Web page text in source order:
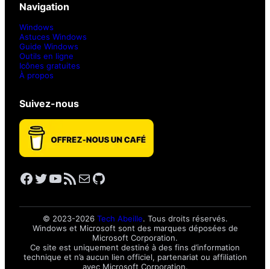
Navigation
Windows
Astuces Windows
Guide Windows
Outils en ligne
Icônes gratuites
À propos
Suivez-nous
Facebook Twitter YouTube Flux RSS E-mail GitHub
© 2023-2026 Tech Abeille. Tous droits réservés.
Windows et Microsoft sont des marques déposées de
Microsoft Corporation.
Ce site est uniquement destiné à des fins d’information
technique et n’a aucun lien officiel, partenariat ou affiliation
avec Microsoft Corporation.